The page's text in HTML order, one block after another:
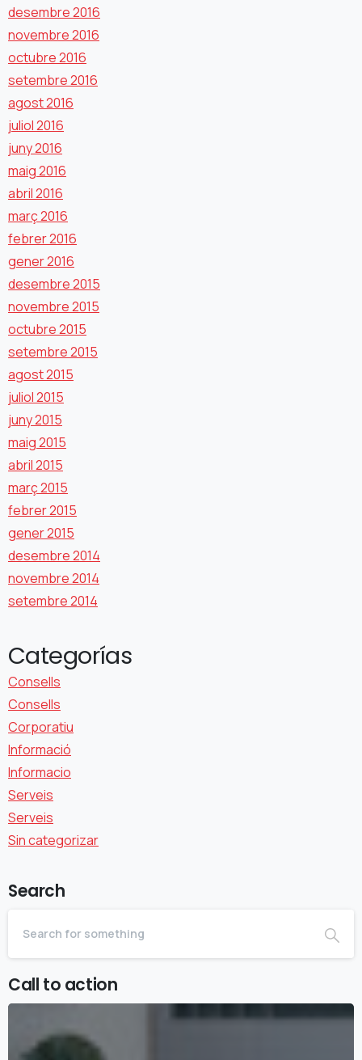
desembre 2016
novembre 2016
octubre 2016
setembre 2016
agost 2016
juliol 2016
juny 2016
maig 2016
abril 2016
març 2016
febrer 2016
gener 2016
desembre 2015
novembre 2015
octubre 2015
setembre 2015
agost 2015
juliol 2015
juny 2015
maig 2015
abril 2015
març 2015
febrer 2015
gener 2015
desembre 2014
novembre 2014
setembre 2014
Categorías
Consells
Consells
Corporatiu
Informació
Informacio
Serveis
Serveis
Sin categorizar
Search
Call to action